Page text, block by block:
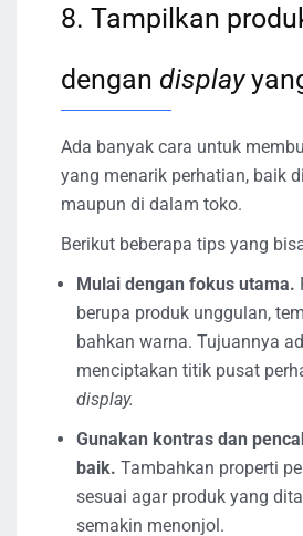
8. Tampilkan
dengan display
Ada banyak cara untuk
yang menarik perhatian, baik
maupun di dalam toko.
Berikut beberapa tips yang
Mulai dengan fokus utama.
berupa produk unggulan,
bahkan warna. Tujuannya
menciptakan titik pusat
display.
Gunakan kontras dan
baik. Tambahkan properti
sesuai agar produk yang
semakin menonjol.